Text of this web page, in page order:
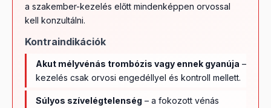
a szakember-kezelés előtt mindenképpen orvossal
kell konzultálni.
Kontraindikációk
Akut mélyvénás trombózis vagy ennek gyanúja –
kezelés csak orvosi engedéllyel és kontroll mellett.
Súlyos szívelégtelenség – a fokozott vénás